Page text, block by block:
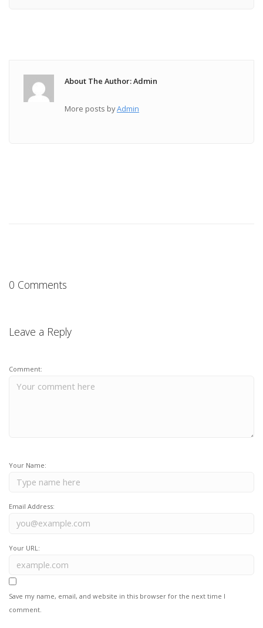
About The Author: Admin
More posts byAdmin
0 Comments
Leave a Reply
Comment:
Your Name:
Email Address:
Your URL:
Save my name, email, and website in this browser for the next time I
comment.